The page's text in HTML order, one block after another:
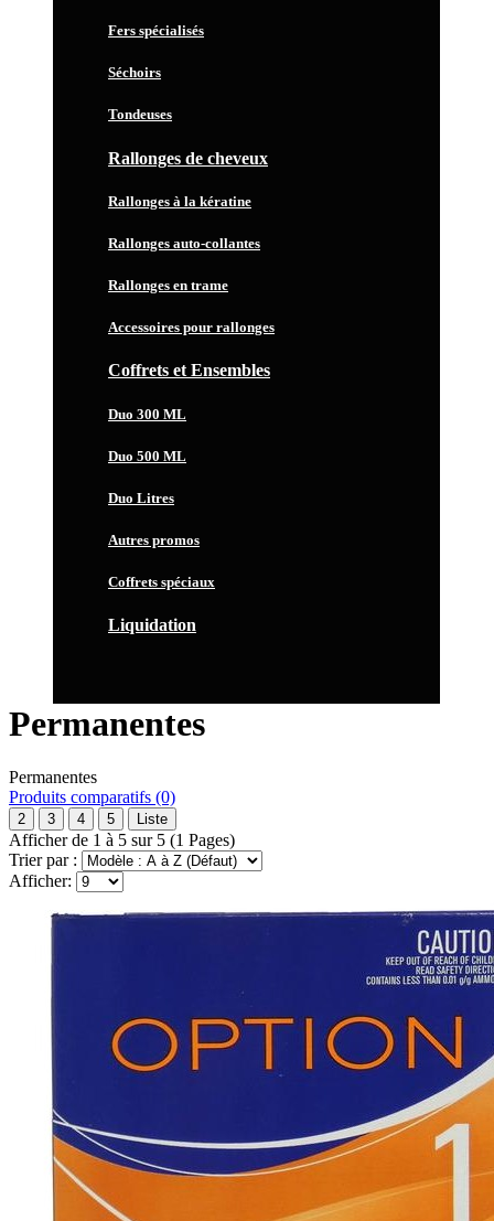
Fers spécialisés
Séchoirs
Tondeuses
Rallonges de cheveux
Rallonges à la kératine
Rallonges auto-collantes
Rallonges en trame
Accessoires pour rallonges
Coffrets et Ensembles
Duo 300 ML
Duo 500 ML
Duo Litres
Autres promos
Coffrets spéciaux
Liquidation
Permanentes
Permanentes
Produits comparatifs (0)
2 3 4 5 Liste
Afficher de 1 à 5 sur 5 (1 Pages)
Trier par :
Afficher: